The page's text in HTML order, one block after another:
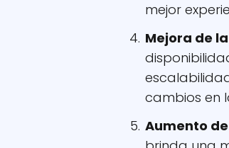
mejor
Mejora de
cambios en
Aumento